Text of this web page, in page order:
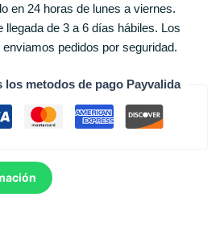
en 24 horas de lunes a viernes.
llegada de 3 a 6 días hábiles. Los
pedidos por seguridad.
los metodos de pago Payvalida